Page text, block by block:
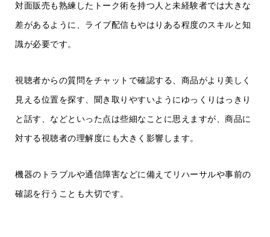
対面販売も熟練したトーク術を持つ人と未経験者では大きな
差があるように、ライブ配信もやはりある程度のスキルと知
識が必要です。
視聴者からの質問をチャットで確認する、商品がより美しく
見える位置を探す、聞き取りやすいようにゆっくりはっきり
と話す、などといった点は些細なことに思えますが、商品に
対する視聴者の理解度にも大きく影響します。
機器のトラブルや通信障害などに備えてリハーサルや事前の
確認を行うことも大切です。